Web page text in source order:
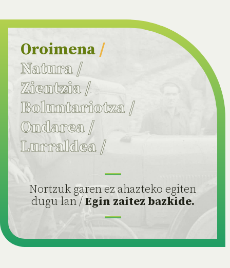
Oroimena /
Natura/
Zientzia /
Boluntariotza/
Ondarea/
Lurraldea/
Nortzuk garen ez ahazteko egiten
dugu lan /Egin zaitez bazkide.